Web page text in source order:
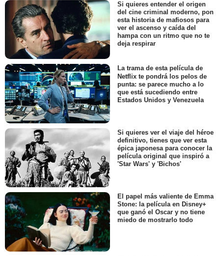
Si quieres entender el origen
del cine criminal moderno, pon
esta historia de mafiosos para
ver el ascenso y caída del
hampa con un ritmo que no te
deja respirar
La trama de esta película de
Netflix te pondrá los pelos de
punta: se parece mucho a lo
que está sucediendo entre
Estados Unidos y Venezuela
Si quieres ver el viaje del héroe
definitivo, tienes que ver esta
épica japonesa para conocer la
película original que inspiró a
'Star Wars' y 'Bichos'
El papel más valiente de Emma
Stone: la película en Disney+
que ganó el Oscar y no tiene
miedo de mostrarlo todo